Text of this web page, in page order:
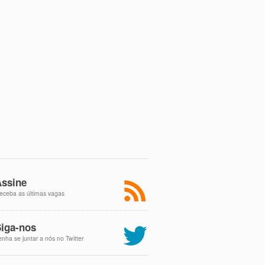
as últimas vagas
nos
se juntar a nós no Twitter